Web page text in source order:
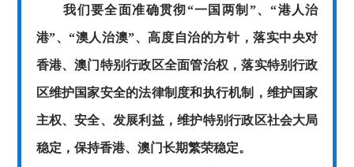
我们要全面准确贯彻 “一国两制”、“港人治
港”、“澳人治澳”、高度自治的方针，落实中央对
香港、澳门特别行政区全面管治权，落实特别行政
区维护国家安全的法律制度和执行机制，维护国家
主权、安全、发展利益，维护特别行政区社会大局
稳定，保持香港、澳门长期繁荣稳定。